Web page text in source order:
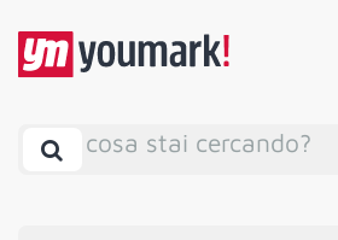
cosa stai cercando?